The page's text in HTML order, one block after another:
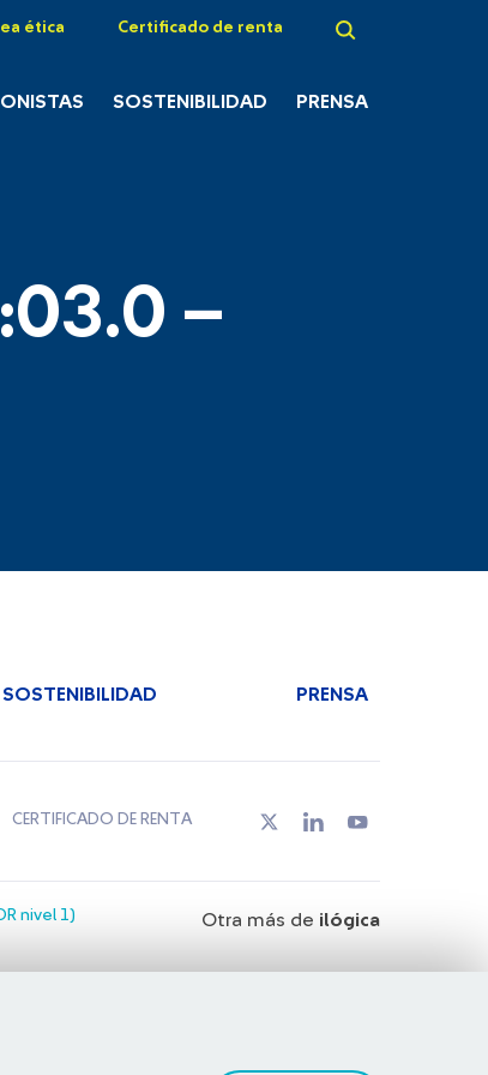
ética Certificado de renta
SOSTENIBILIDAD PRENSA
–
SOSTENIBILIDAD PRENSA
CERTIFICADO DE RENTA
nivel 1) Otra más de ilógica